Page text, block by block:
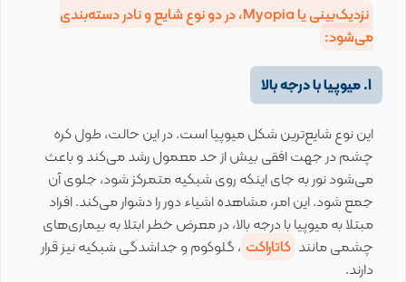
نزدیک‌بینی یا Myopia، در دو نوع شایع و نادر دسته‌بندی
می‌شود:
1. میوپیا با درجه بالا
این نوع شایع‌ترین شکل میوپیا است. در این حالت، طول کره
چشم در جهت افقی بیش از حد معمول رشد می‌کند و باعث
می‌شود نور به جای اینکه روی شبکیه متمرکز شود، جلوی آن
جمع شود. این امر، مشاهده اشیاء دور را دشوار می‌کند. افراد
مبتلا به میوپیا با درجه بالا، در معرض خطر ابتلا به بیماری‌های
چشمی مانند کاتاراکت ، گلوکوم و جداشدگی شبکیه نیز قرار
دارند.